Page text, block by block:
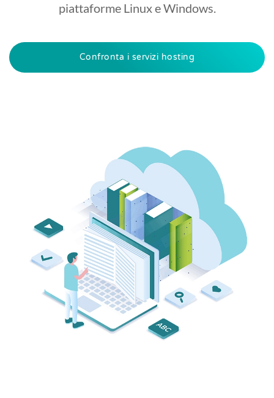
piattaforme Linux e Windows.
Confronta i servizi hosting